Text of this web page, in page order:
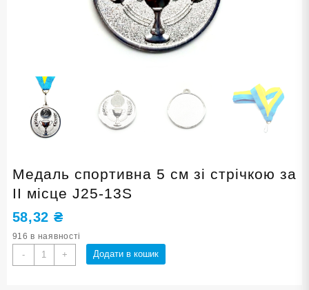
Медаль спортивна 5 см зі стрічкою за
ІІ місце J25-13S
58,32 ₴
916 в наявності
-
Медаль
спортивна
+ Додати в кошик